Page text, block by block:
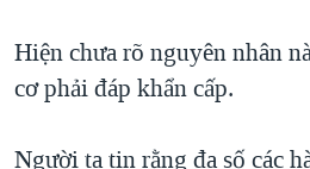
Hiện chưa rõ nguyên nhân
cơ phải đáp khẩn cấp.
Người ta tin rằng đa số các